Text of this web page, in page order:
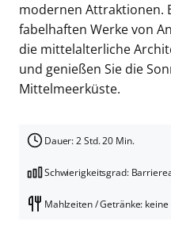
modernen Attraktionen.
fabelhaften Werke von
die mittelalterliche
und genießen Sie die
Mittelmeerküste.
Dauer: 2 Std. 20 Min.
Schwierigkeitsgrad:
Mahlzeiten / Getränke: keine